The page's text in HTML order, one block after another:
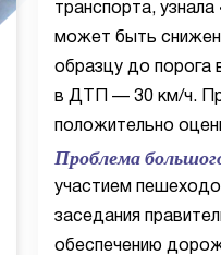
транспорта, узнала
может быть
образцу до
в ДТП — 30 км/ч.
положительно
Проблема
участием
заседания
обеспечению